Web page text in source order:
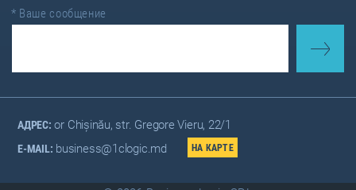
* Ваше сообщение
АДРЕС: or Chișinău, str. Gregore Vieru, 22/1
E-MAIL: business@1clogic.md